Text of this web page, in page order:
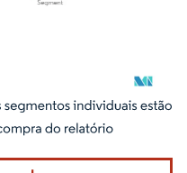
atribuição conforme CC BY 4.0.